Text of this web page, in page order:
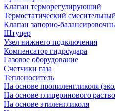
Клапан терморегулирующий
Термостатический
Клапан запорно-
Штуцер
Узел нижнего подключения
Компенсатор гидроудара
Газовое оборудование
Счетчики газа
Теплоноситель
На основе пропиленгликоля
На основе глицеринового
На основе этиленгликоля